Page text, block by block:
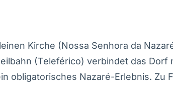
Kirche (Nossa Senhora da
(Teleférico) verbindet das Dorf
obligatorisches Nazaré-Erlebnis. Zu